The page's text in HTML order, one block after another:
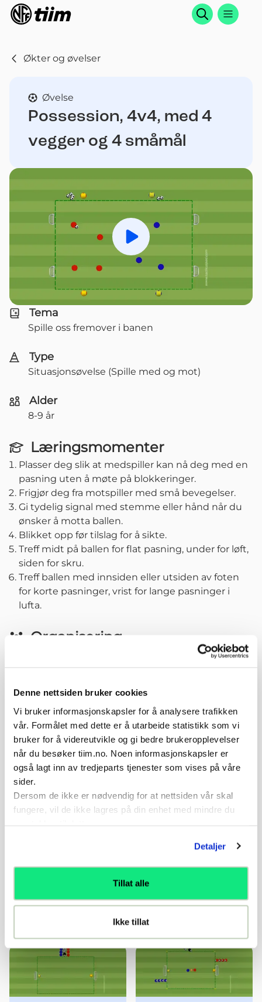
Denne nettsiden bruker cookies
Vi bruker informasjonskapsler for å analysere trafikken
vår. Formålet med dette er å utarbeide statistikk som vi
bruker for å videreutvikle og gi bedre brukeropplevelser
når du besøker tiim.no. Noen informasjonskapsler er
også lagt inn av tredjeparts tjenester som vises på våre
sider.
Dersom de ikke er nødvendig for at nettsiden vår skal
fungere, vil de ikke lagres på din enhet med mindre du
Detaljer
Tillat alle
Ikke tillat
Søk
Økter og øvelser
Øvelse
Possession, 4v4, med 4
vegger og 4 småmål
Spill av
Tema
Spille oss fremover i banen
Type
Situasjonsøvelse (Spille med og mot)
Alder
8-9 år
Læringsmomenter
Plasser deg slik at medspiller kan nå deg med en
pasning uten å møte på blokkeringer.
Frigjør deg fra motspiller med små bevegelser.
Gi tydelig signal med stemme eller hånd når du
ønsker å motta ballen.
Blikket opp før tilslag for å sikte.
Treff midt på ballen for flat pasning, under for løft,
siden for skru.
Treff ballen med innsiden eller utsiden av foten
for korte pasninger, vrist for lange pasninger i
lufta.
Organisering
4v4 med 4 vegger, slik at man alltid er et godt
skjer med retning. To touch på veggene. Kan også
plassere to vegger på langsidene og to på
målsidene.
Relaterte øvelser
kampmål og keeper